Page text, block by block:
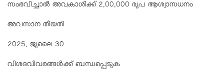
സംഭവിച്ചാല്‍ അവകാശിക്ക് 2,00,000 രൂപ ആശ്വാസധനം
അവസാന തീയതി
2025, ജൂലൈ 30
വിശദവിവരങ്ങള്‍ക്ക് ബന്ധപ്പെടുക